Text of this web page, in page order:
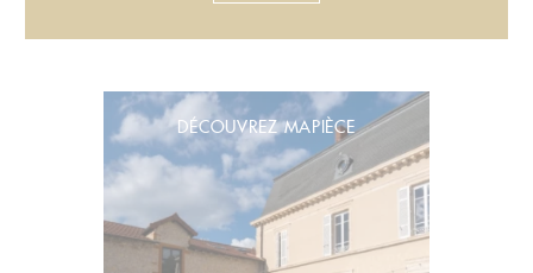
DÉCOUVREZ MAPIÈCE